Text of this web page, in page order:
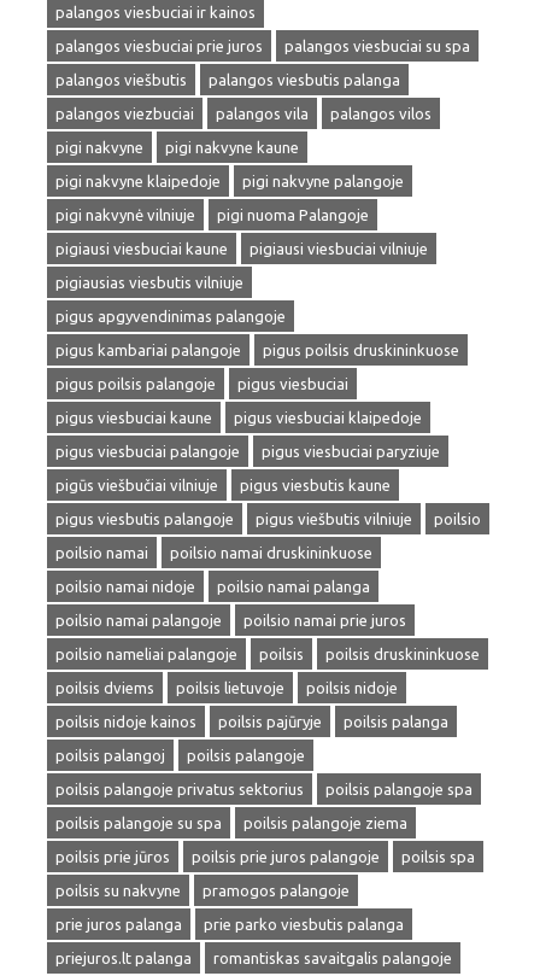
palangos viesbuciai ir kainos
palangos viesbuciai prie juros
palangos viesbuciai su spa
palangos viešbutis
palangos viesbutis palanga
palangos viezbuciai
palangos vila
palangos vilos
pigi nakvyne
pigi nakvyne kaune
pigi nakvyne klaipedoje
pigi nakvyne palangoje
pigi nakvynė vilniuje
pigi nuoma Palangoje
pigiausi viesbuciai kaune
pigiausi viesbuciai vilniuje
pigiausias viesbutis vilniuje
pigus apgyvendinimas palangoje
pigus kambariai palangoje
pigus poilsis druskininkuose
pigus poilsis palangoje
pigus viesbuciai
pigus viesbuciai kaune
pigus viesbuciai klaipedoje
pigus viesbuciai palangoje
pigus viesbuciai paryziuje
pigūs viešbučiai vilniuje
pigus viesbutis kaune
pigus viesbutis palangoje
pigus viešbutis vilniuje
poilsio
poilsio namai
poilsio namai druskininkuose
poilsio namai nidoje
poilsio namai palanga
poilsio namai palangoje
poilsio namai prie juros
poilsio nameliai palangoje
poilsis
poilsis druskininkuose
poilsis dviems
poilsis lietuvoje
poilsis nidoje
poilsis nidoje kainos
poilsis pajūryje
poilsis palanga
poilsis palangoj
poilsis palangoje
poilsis palangoje privatus sektorius
poilsis palangoje spa
poilsis palangoje su spa
poilsis palangoje ziema
poilsis prie jūros
poilsis prie juros palangoje
poilsis spa
poilsis su nakvyne
pramogos palangoje
prie juros palanga
prie parko viesbutis palanga
priejuros.lt palanga
romantiskas savaitgalis palangoje